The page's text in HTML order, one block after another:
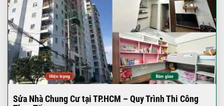
Sửa Nhà Chung Cư tại TP.HCM – Quy Trình Thi Công